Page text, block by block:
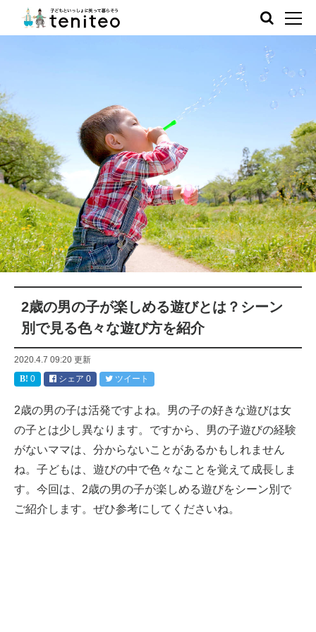
2歳の男の子が楽しめる遊びとは？シーン
別で見る色々な遊び方を紹介
2020.4.7 09:20 更新
0
シェア 0 ツイート
2歳の男の子は活発ですよね。男の子の好きな遊びは女
の子とは少し異なります。ですから、男の子遊びの経験
がないママは、分からないことがあるかもしれません
ね。子どもは、遊びの中で色々なことを覚えて成長しま
す。今回は、2歳の男の子が楽しめる遊びをシーン別で
ご紹介します。ぜひ参考にしてくださいね。